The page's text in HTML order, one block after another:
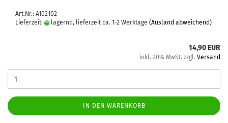
Art.Nr.: A102102
Lieferzeit:
lagernd, lieferzeit ca. 1-2 Werktage (Ausland abweichend)
14,90 EUR
inkl. 20% MwSt. zzgl. Versand
IN DEN WARENKORB